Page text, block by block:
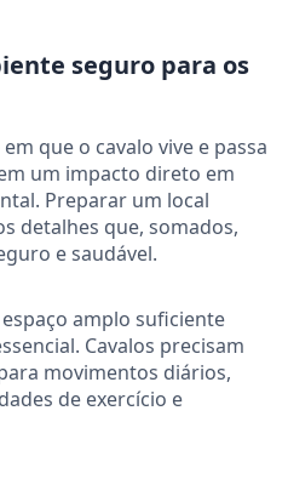
seguro para os
que o cavalo vive e passa
um impacto direto em
Preparar um local
detalhes que, somados,
e saudável.
espaço amplo suficiente
Cavalos precisam
movimentos diários,
de exercício e